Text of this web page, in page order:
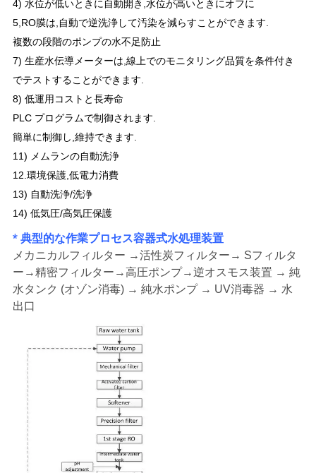
ュ
ー
ス
引
用
を
要
求
し
な
い
4) 水位が低いときに自動開き,水位が高いときにオフに
5,RO膜は,自動で逆洗浄して汚染を減らすことができます.
複数の段階のポンプの水不足防止
7) 生産水伝導メーターは,線上でのモニタリング品質を条件付き
でテストすることができます.
8) 低運用コストと長寿命
PLC プログラムで制御されます.
簡単に制御し,維持できます.
11) メムランの自動洗浄
12.環境保護,低電力消費
13) 自動洗浄/洗浄
14) 低気圧/高気圧保護
* 典型的な作業プロセス容器式水処理装置
メカニカルフィルター →活性炭フィルター → Sフィルタ
ー →精密フィルター → 高圧ポンプ→逆オスモス装置 → 純
水タンク (オゾン消毒) → 純水ポンプ → UV消毒器 → 水
出口